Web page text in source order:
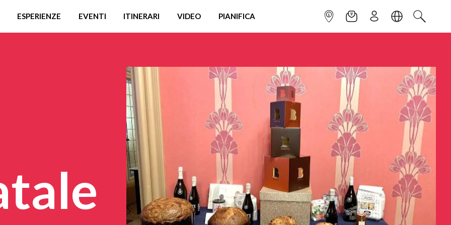
ESPERIENZE EVENTI ITINERARI VIDEO PIANIFICA INFOPOINTNEWSLETTER
ISCRIVITILINGUACERCA